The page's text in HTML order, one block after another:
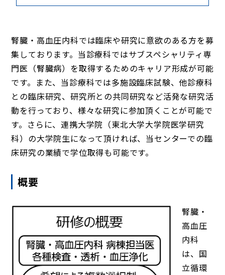
腎臓・高血圧内科では臨床や研究に意欲のある方を募
集しております。当診療科ではサブスペシャリティ専
門医（腎臓病）を取得するためのキャリア形成が可能
です。また、当診療科では多施設臨床試験、他診療科
との臨床研究、研究所との共同研究など活発な研究活
動を行っており、様々な研究に参加頂くことが可能で
す。さらに、連携大学院（東北大学大学院医学研究
科）の大学院生になって頂ければ、当センターでの臨
床研究の業績で学位取得も可能です。
概要
腎臓・
高血圧
内科
は、国
立循環